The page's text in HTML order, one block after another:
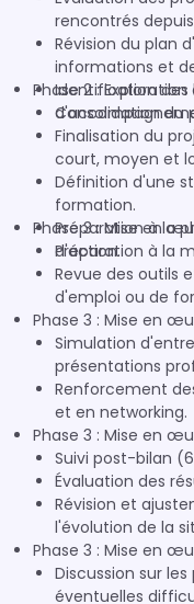
rencontrés
Révision du plan
informations et
Identification des
Phase 2 :
Consolidation du
Finalisation du
court, moyen et
Définition d'une
formation.
Préparation à la
d'action.
Phase 3 : Mise en
Préparation à la
Revue des outils
d'emploi ou de
Phase 3 : Mise en
Simulation
présentations
Renforcement
et en networking.
Phase 3 : Mise en
Suivi post-bilan
Évaluation des
Révision et
l'évolution de la
Phase 3 : Mise en
Discussion sur
éventuelles